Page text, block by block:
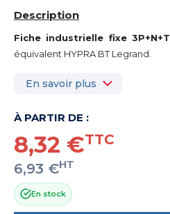
Description
Fiche industrielle fixe 3P+N+T
équivalent HYPRA BT Legrand.
En savoir plus
À PARTIR DE :
8,32 €TTC
6,93 €HT
En stock